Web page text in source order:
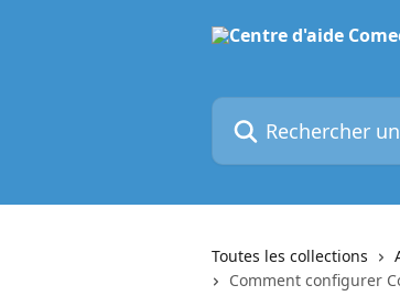
Rechercher un article...
Toutes les collections
Comment configurer